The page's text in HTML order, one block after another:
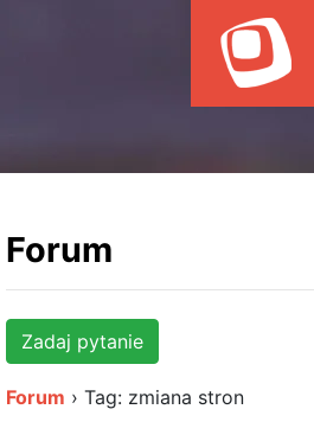
BLOG
WYDARZENIA
HOSTING
Forum
Zadaj pytanie
Forum › Tag: zmiana stron